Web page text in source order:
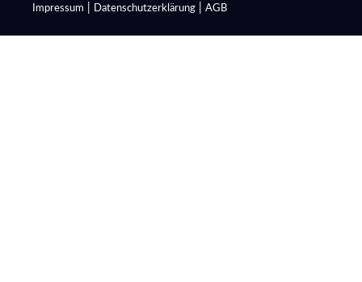
Impressum Datenschutzerklärung AGB